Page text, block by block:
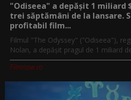
"Odiseea" a depășit 1 miliard
trei săptămâni de la lansare.
profitabil film...
Filmul "The Odyssey" ("Odiseea"),
Nolan, a depăşit pragul de 1 miliard
Filmnow.ro